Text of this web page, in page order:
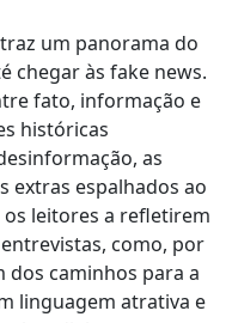
um panorama do
chegar às fake news.
fato, informação e
históricas
as
extras espalhados ao
leitores a refletirem
como, por
caminhos para a
linguagem atrativa e